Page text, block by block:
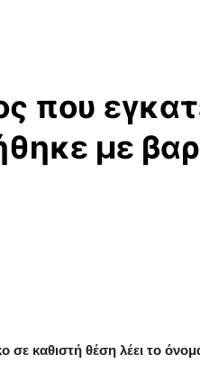
που
με
καθιστή θέση λέει το